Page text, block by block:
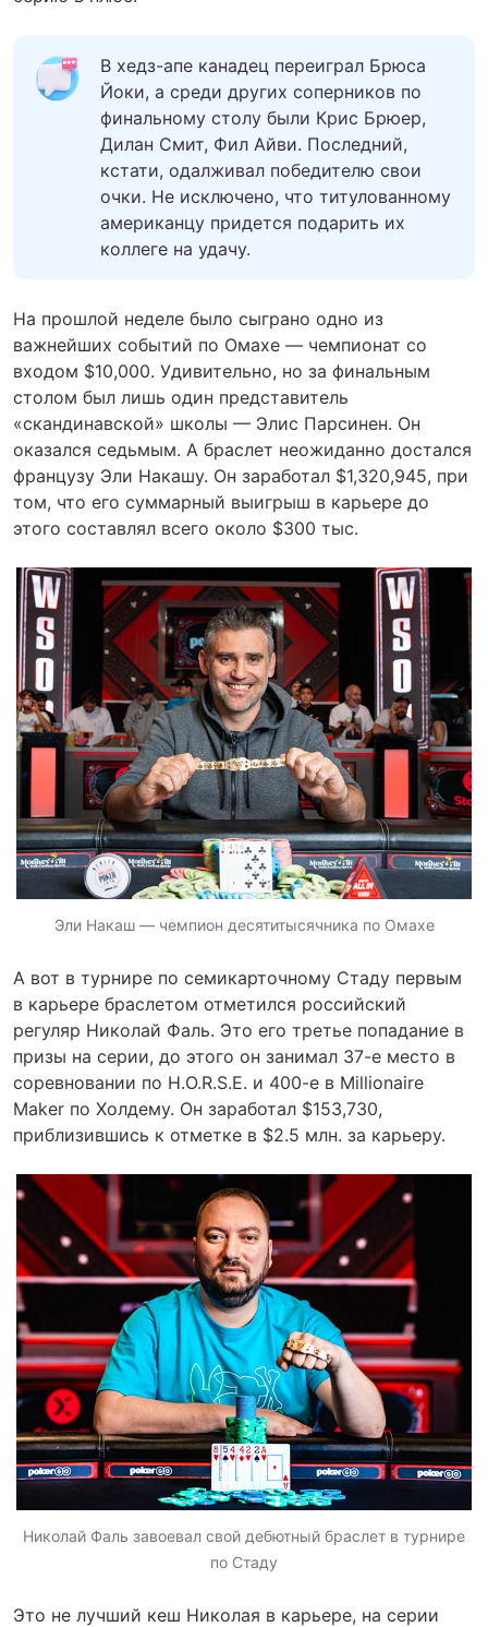
В хедз-апе канадец переиграл Брюса
Йоки, а среди других соперников по
финальному столу были Крис Брюер,
Дилан Смит, Фил Айви. Последний,
кстати, одалживал победителю свои
очки. Не исключено, что титулованному
американцу придется подарить их
коллеге на удачу.
На прошлой неделе было сыграно одно из
важнейших событий по Омахе — чемпионат со
входом $10,000. Удивительно, но за финальным
столом был лишь один представитель
«скандинавской» школы — Элис Парсинен. Он
оказался седьмым. А браслет неожиданно достался
французу Эли Накашу. Он заработал $1,320,945, при
том, что его суммарный выигрыш в карьере до
этого составлял всего около $300 тыс.
Эли Накаш — чемпион десятитысячника по Омахе
А вот в турнире по семикарточному Стаду первым
в карьере браслетом отметился российский
регуляр Николай Фаль. Это его третье попадание в
призы на серии, до этого он занимал 37-е место в
соревновании по H.O.R.S.E. и 400-е в Millionaire
Maker по Холдему. Он заработал $153,730,
приблизившись к отметке в $2.5 млн. за карьеру.
Николай Фаль завоевал свой дебютный браслет в турнире
по Стаду
Это не лучший кеш Николая в карьере, на серии